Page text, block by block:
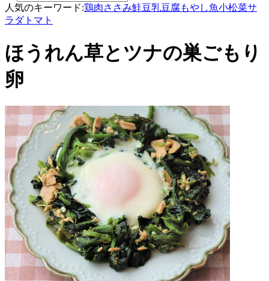
人気のキーワード:鶏肉ささみ鮭豆乳豆腐もやし魚小松菜サ
ラダトマト
ほうれん草とツナの巣ごもり
卵